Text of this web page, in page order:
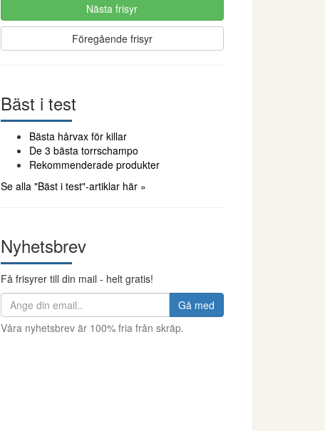
Nästa frisyr
Föregående frisyr
Bäst i test
Bästa hårvax för killar
De 3 bästa torrschampo
Rekommenderade produkter
Se alla "Bäst i test"-artiklar här »
Nyhetsbrev
Få frisyrer till din mail - helt gratis!
Gå med
Våra nyhetsbrev är 100% fria från skräp.